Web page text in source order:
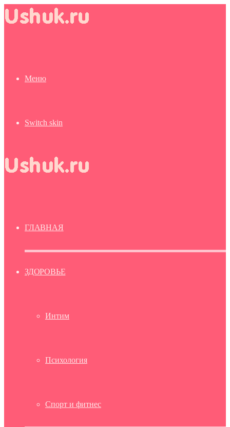
Меню
Switch skin
ГЛАВНАЯ
ЗДОРОВЬЕ
Интим
Психология
Спорт и фитнес